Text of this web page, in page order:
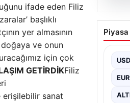
ifade eden Filiz
başlıklı
yer almasının
doğaya ve onun
için çok
GETİRDİKFiliz
erişilebilir sanat
USD
EUR